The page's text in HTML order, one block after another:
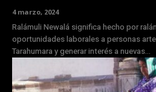
4 marzo, 2024
Ralámuli Newalá significa hecho por
oportunidades laborales a personas
Tarahumara y generar interés a nuevas...